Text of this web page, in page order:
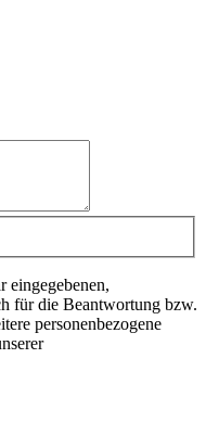
eingegebenen,
für die Beantwortung bzw.
personenbezogene